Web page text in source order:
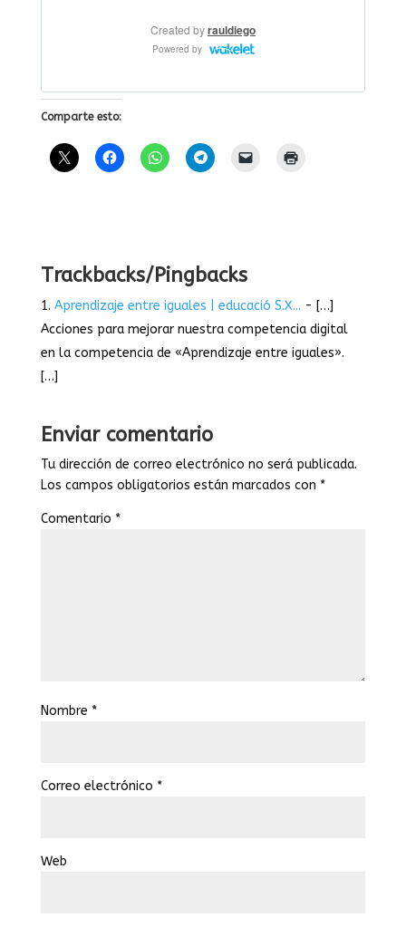
Comparte esto:
Trackbacks/Pingbacks
Aprendizaje entre iguales | educació S.X... - […]
Acciones para mejorar nuestra competencia digital
en la competencia de «Aprendizaje entre iguales».
[…]
Enviar comentario
Tu dirección de correo electrónico no será publicada.
Los campos obligatorios están marcados con *
Comentario *
Nombre *
Correo electrónico *
Web